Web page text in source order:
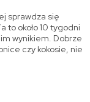
sprawdza się
to około 10 tygodni
wynikiem. Dobrze
czy kokosie, nie